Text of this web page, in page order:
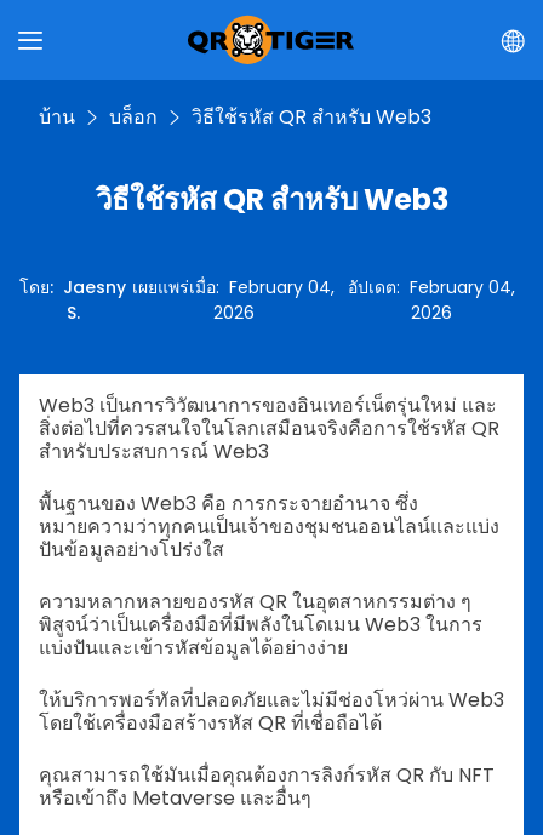
บ้าน บล็อก วิธีใช้รหัส QR สำหรับ Web3
วิธีใช้รหัส QR สำหรับ Web3
โดย: Jaesny
S.
เผยแพร่เมื่อ:February 04,
2026
อัปเดต:February 04,
2026
Web3 เป็นการวิวัฒนาการของอินเทอร์เน็ตรุ่นใหม่ และ
สิ่งต่อไปที่ควรสนใจในโลกเสมือนจริงคือการใช้รหัส QR
สำหรับประสบการณ์ Web3
พื้นฐานของ Web3 คือ การกระจายอำนาจ ซึ่ง
หมายความว่าทุกคนเป็นเจ้าของชุมชนออนไลน์และแบ่ง
ปันข้อมูลอย่างโปร่งใส
ความหลากหลายของรหัส QR ในอุตสาหกรรมต่าง ๆ
พิสูจน์ว่าเป็นเครื่องมือที่มีพลังในโดเมน Web3 ในการ
แบ่งปันและเข้ารหัสข้อมูลได้อย่างง่าย
ให้บริการพอร์ทัลที่ปลอดภัยและไม่มีช่องโหว่ผ่าน Web3
โดยใช้เครื่องมือสร้างรหัส QR ที่เชื่อถือได้
คุณสามารถใช้มันเมื่อคุณต้องการลิงก์รหัส QR กับ NFT
หรือเข้าถึง Metaverse และอื่นๆ